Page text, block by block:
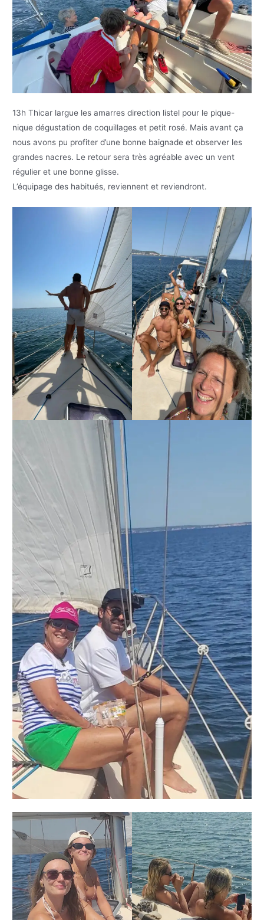
13h Thicar largue les amarres direction listel pour le pique-
nique dégustation de coquillages et petit rosé. Mais avant ça
nous avons pu profiter d’une bonne baignade et observer les
grandes nacres. Le retour sera très agréable avec un vent
régulier et une bonne glisse.
L’équipage des habitués, reviennent et reviendront.